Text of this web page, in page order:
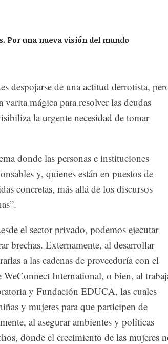
Por una nueva visión del mundo
despojarse de una actitud derrotista,
varita mágica para resolver las deudas
la urgente necesidad de tomar
donde las personas e instituciones
y, quienes están en puestos de
concretas, más allá de los discursos
el sector privado, podemos ejecutar
brechas. Externamente, al desarrollar
a las cadenas de proveeduría con el
International, o bien, al
y Fundación EDUCA, las cuales
y mujeres para que participen de
al asegurar ambientes y políticas
donde el crecimiento de las mujeres